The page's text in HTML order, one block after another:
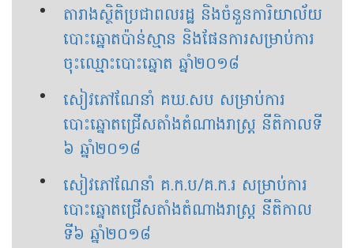
តារាងស្ថិតិប្រជាពលរដ្ឋ និងចំនួនការិយាល័យ
បោះឆ្នោតប៉ាន់ស្មាន និងផែនការសម្រាប់ការ
ចុះឈ្មោះបោះឆ្នោត ឆ្នាំ២០១៨
សៀវភៅ​ណែនាំ​ ​គឃ.សប​ ​សម្រាប់​ការ​
បោះឆ្នោត​​ជ្រើស​តាំង​​តំណាង​រាស្ត្រ​ ​នីតិកាល​​ទី​
៦​ ​ឆ្នាំ​២០១៨​
សៀវភៅ​ណែនាំ​ ​គ.ក.ប​/​គ.ក.រ​ ​សម្រាប់​ការ
បោះឆ្នោត​ជ្រើសតាំង​តំណាងរាស្ត្រ​ ​នីតិកាល​
ទី៦​ ​ឆ្នាំ២០១៨​